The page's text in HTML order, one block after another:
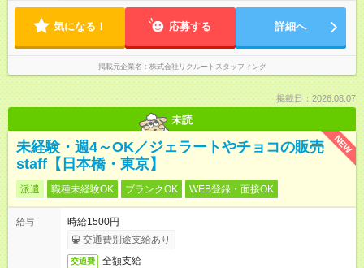
気になる！ 応募する 詳細へ
掲載元企業名 株式会社リクルートスタッフィング
掲載日：2026.08.07
未読
NEW
未経験・週4～OK／ジェラートやチョコの販売
staff【日本橋・東京】
派遣 職種未経験OK ブランクOK WEB登録・面接OK
給与
時給1500円
交通費別途支給あり
交通費 全額支給